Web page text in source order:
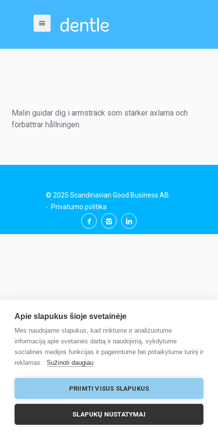
Malin guidar dig i armsträck som stärker axlarna och
förbättrar hållningen.
© 2025 Scandinavian Good Business AB
- Privatumo politika
Apie slapukus šioje svetainėje
Mes naudojame slapukus, kad rinktume ir analizuotume
informaciją apie svetainės darbą ir naudojimą, vykdytume
socialinės medijos funkcijas ir pagerintume bei pritaikytume turinį ir
reklamas.
Sužinoti daugiau
PRIIMTI VISUS SLAPUKUS
SLAPUKŲ NUSTATYMAI